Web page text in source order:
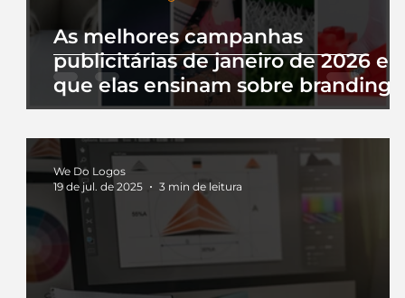
As melhores campanhas
publicitárias de janeiro de 2026 e
que elas ensinam sobre branding
We Do Logos
19 de jul. de 2025
3 min de leitura